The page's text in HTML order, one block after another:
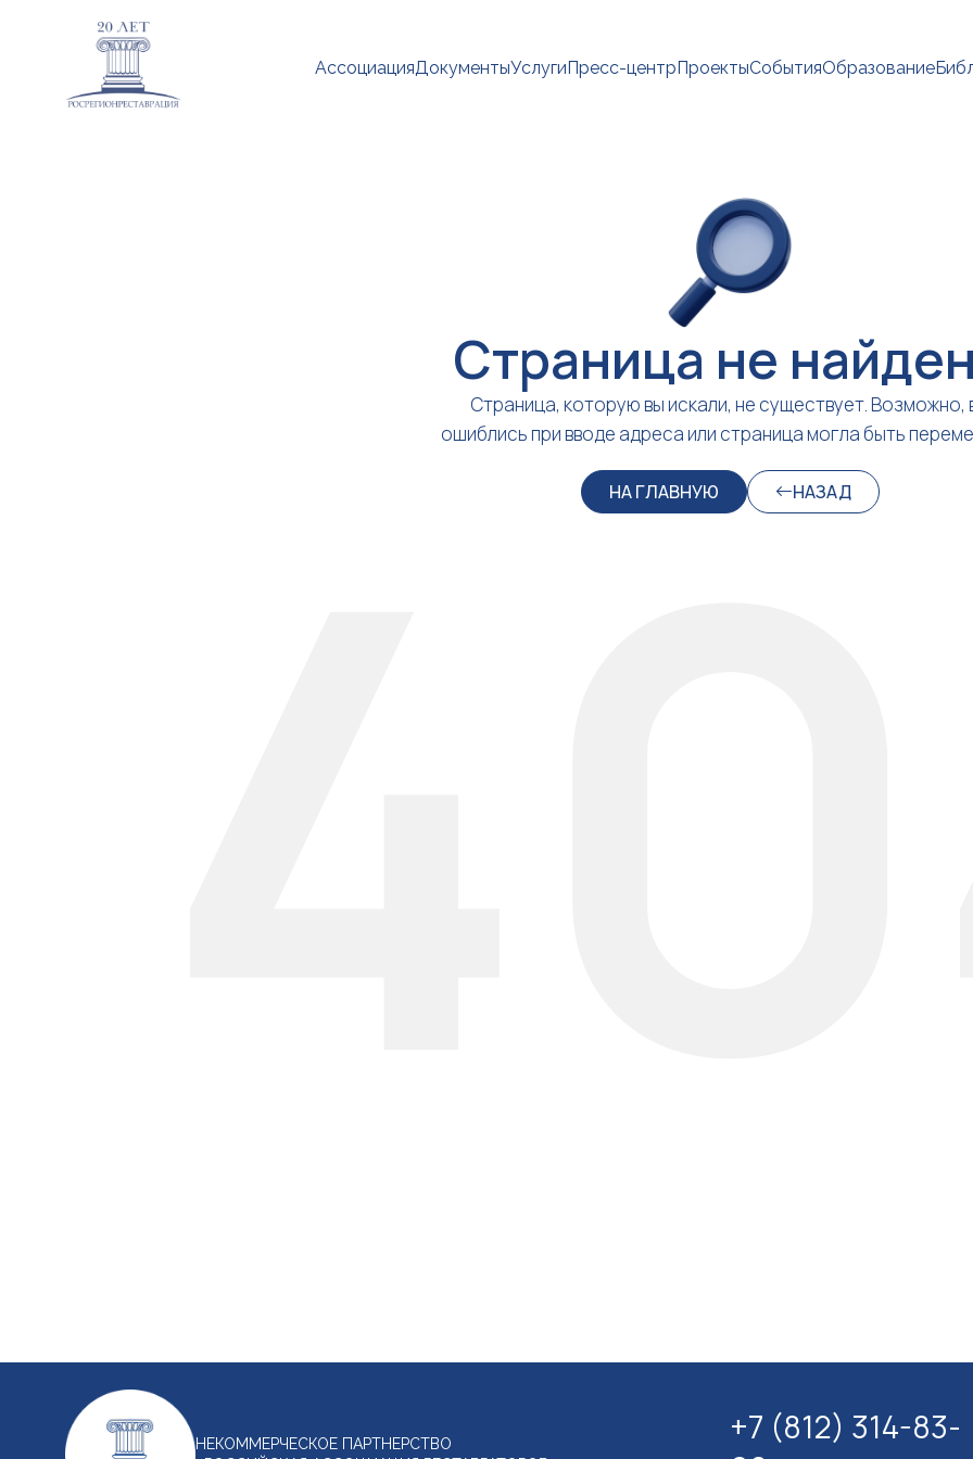
АссоциацияДокументыУслугиПресс-центрПроектыСобытияОбразование
Страница не
Страница, которую вы искали, не существует. Возможно,
ошиблись при вводе адреса или страница могла быть
НА ГЛАВНУЮ НАЗАД
НЕКОММЕРЧЕСКОЕ ПАРТНЕРСТВО
+7 (812) 314-83-